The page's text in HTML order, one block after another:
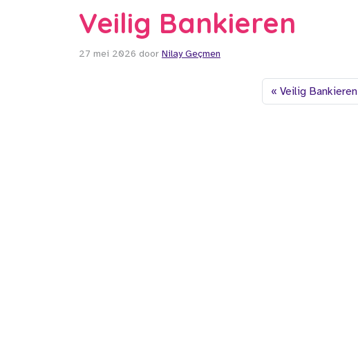
Veilig Bankieren
27 mei 2026 door Nilay Geçmen
Veilig Bankieren